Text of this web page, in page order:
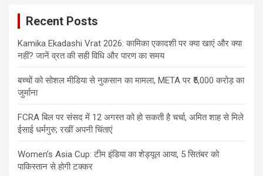
Recent Posts
Kamika Ekadashi Vrat 2026: कामिका एकादशी पर क्या खाएं और क्या
नहीं? जानें व्रत की सही विधि और पारण का समय
बच्चों को सोशल मीडिया से नुकसान का मामला, META पर ₹5,000 करोड़ का
जुर्माना
FCRA बिल पर संसद में 12 अगस्त को हो सकती है चर्चा, अमित शाह से मिले
ईसाई धर्मगुरु; रखीं अपनी चिंताएं
Women’s Asia Cup: टीम इंडिया का शेड्यूल आया, 5 सितंबर को
पाकिस्तान से होगी टक्कर